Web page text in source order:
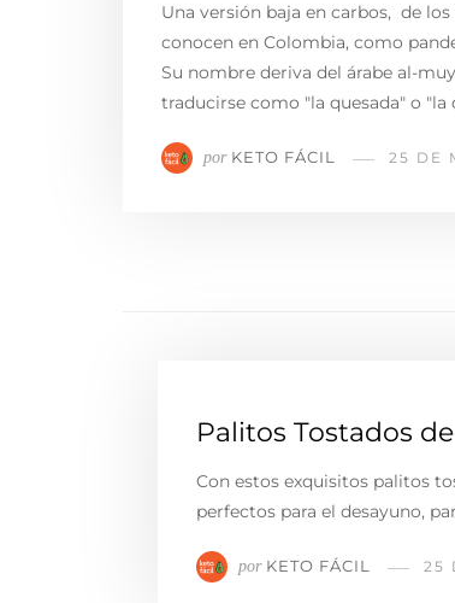
Una versión baja en carbos, de los
conocen en Colombia, como
Su nombre deriva del árabe al-
traducirse como "la quesada" o "la
por KETO FÁCIL 25 DE
Palitos Tostados
Con estos exquisitos palitos
perfectos para el desayuno,
por KETO FÁCIL 25